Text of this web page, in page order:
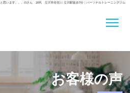
思います。。。(Sさん 20代 立川市在住) | 立川駅徒歩7分｜パーソナルトレーニングジム
お客様の声